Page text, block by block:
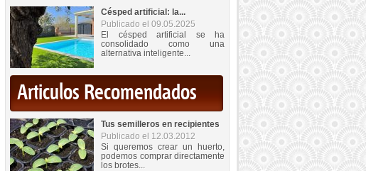
Césped artificial: la...
Publicado el 09.05.2025
El césped artificial se ha
consolidado como una
alternativa inteligente...
Articulos Recomendados
Tus semilleros en recipientes
Publicado el 12.03.2012
Si queremos crear un huerto,
podemos comprar directamente
los brotes...